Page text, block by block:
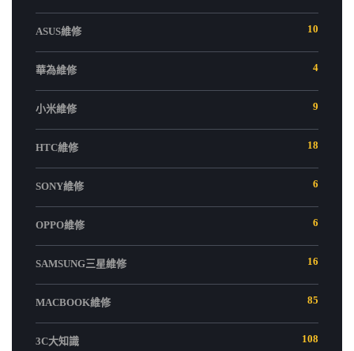
ASUS維修 10
華為維修 4
小米維修 9
HTC維修 18
SONY維修 6
OPPO維修 6
SAMSUNG三星維修 16
MACBOOK維修 85
3C大知識 108